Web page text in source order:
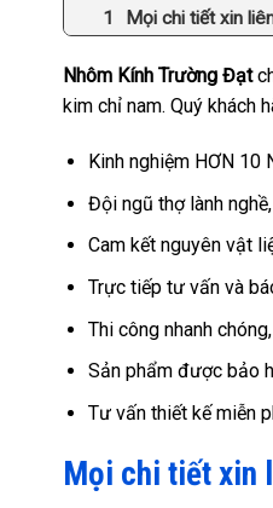
Mọi chi tiết xin
Nhôm Kính Trường Đạt
kim chỉ nam. Quý khách
Kinh nghiệm HƠN 10
Đội ngũ thợ lành
Cam kết nguyên vật
Trực tiếp tư vấn và
Thi công nhanh
Sản phẩm được bảo
Tư vấn thiết kế miễn
Mọi chi tiết xin